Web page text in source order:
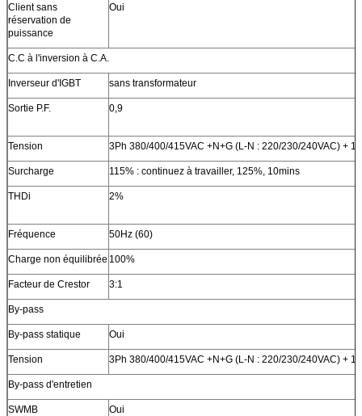
Client sans
réservation de
puissance
Oui
C.C à l'inversion à C.A.
Inverseur d'IGBT sans transformateur
Sortie P.F. 0,9
Tension 3Ph 380/400/415VAC +N+G (L-N : 220/230/240VAC) +
Surcharge 115% : continuez à travailler, 125%, 10mins
THDi 2%
Fréquence 50Hz (60)
Charge non équilibrée 100%
Facteur de Crestor 3:1
By-pass
By-pass statique Oui
Tension 3Ph 380/400/415VAC +N+G (L-N : 220/230/240VAC) +
By-pass d'entretien
SWMB Oui